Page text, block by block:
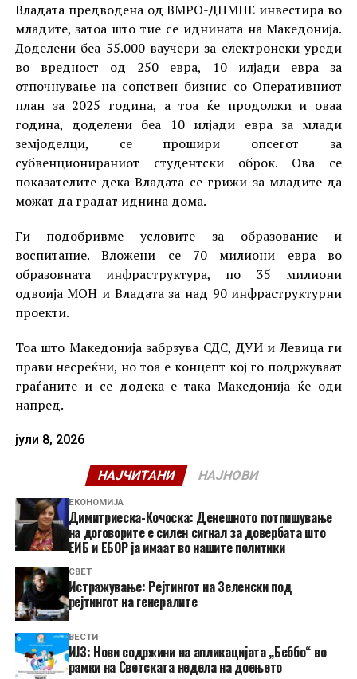
Владата предводена од ВМРО-ДПМНЕ инвестира во
младите, затоа што тие се иднината на Македонија.
Доделени беа 55.000 ваучери за електронски уреди
во вредност од 250 евра, 10 илјади евра за
отпочнување на сопствен бизнис со Оперативниот
план за 2025 година, а тоа ќе продолжи и оваа
година, доделени беа 10 илјади евра за млади
земјоделци, се прошири опсегот за
субвенционираниот студентски оброк. Ова се
показателите дека Владата се грижи за младите да
можат да градат иднина дома.
Ги подобривме условите за образование и
воспитание. Вложени се 70 милиони евра во
образовната инфраструктура, по 35 милиони
одвоија МОН и Владата за над 90 инфраструктурни
проекти.
Тоа што Македонија забрзува СДС, ДУИ и Левица ги
прави несреќни, но тоа е концепт кој го подржуваат
граѓаните и се додека е така Македонија ќе оди
напред.
јули 8, 2026
НАЈЧИТАНИ НАЈНОВИ
ЕКОНОМИЈА
Димитриеска-Кочоска: Денешното потпишување
на договорите е силен сигнал за довербата што
ЕИБ и ЕБОР ја имаат во нашите политики
СВЕТ
Истражување: Рејтингот на Зеленски под
рејтингот на генералите
ВЕСТИ
ИЈЗ: Нови содржини на апликацијата „Беббо“ во
рамки на Светската недела на доењето